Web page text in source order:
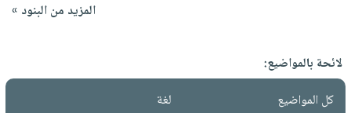
المزيد من البنود »
لائحة بالمواضيع:
كل المواضيع
لغة